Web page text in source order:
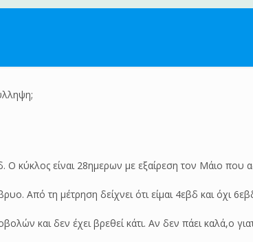
κύκλος είναι 28ημερων με εξαίρεση τον Μάιο που
Από τη μέτρηση δείχνει ότι είμαι 4εβδ και όχι
και δεν έχει βρεθεί κάτι. Αν δεν πάει καλά,ο